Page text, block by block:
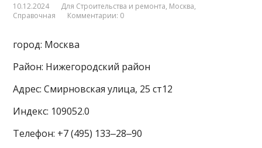
10.12.2024 Для Строительства и ремонта, Москва,
Справочная
Комментарии: 0
город: Москва
Район: Нижегородский район
Адрес: Смирновская улица, 25 ст12
Индекс: 109052.0
Телефон: +7 (495) 133‒28‒90